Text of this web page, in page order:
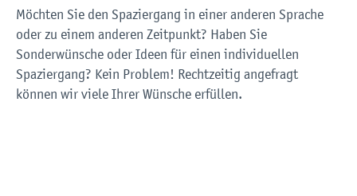
Möchten Sie den Spaziergang in einer anderen Sprache
oder zu einem anderen Zeitpunkt? Haben Sie
Sonderwünsche oder Ideen für einen individuellen
Spaziergang? Kein Problem! Rechtzeitig angefragt
können wir viele Ihrer Wünsche erfüllen.